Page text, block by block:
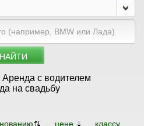
НАЙТИ
Аренда с водителем
на свадьбу
цене
классу